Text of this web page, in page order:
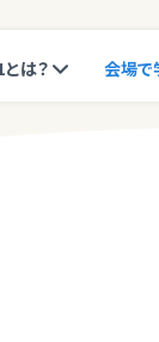
は？ 会場で